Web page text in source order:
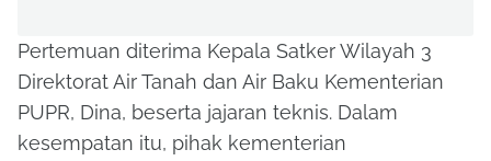
Pertemuan diterima Kepala Satker Wilayah 3
Direktorat Air Tanah dan Air Baku Kementerian
PUPR, Dina, beserta jajaran teknis. Dalam
kesempatan itu, pihak kementerian